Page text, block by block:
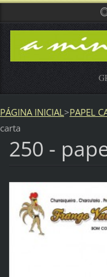
PÁGINA INICIAL >PAPEL
carta
250 -